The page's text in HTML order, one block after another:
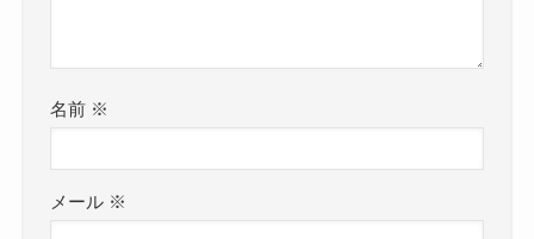
名前 ※
メール ※